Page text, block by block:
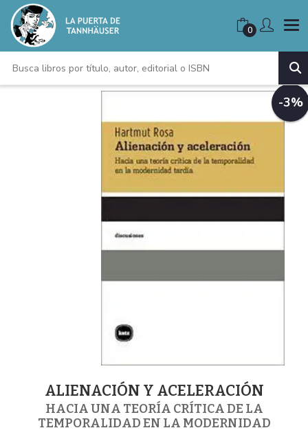
0
-3%
ALIENACIÓN Y ACELERACIÓN
HACIA UNA TEORÍA CRÍTICA DE LA
TEMPORALIDAD EN LA MODERNIDAD